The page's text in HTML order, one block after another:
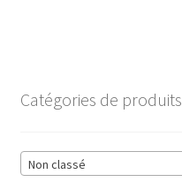
Catégories de produits
Non classé